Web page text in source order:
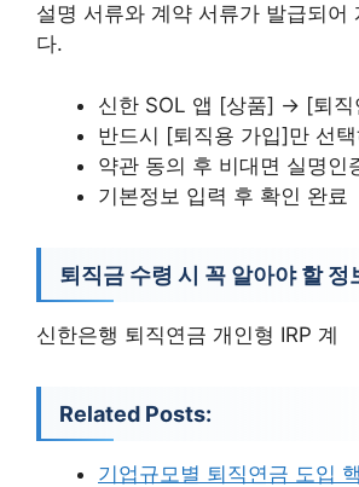
설명 서류와 계약 서류가 발급되어
다.
신한 SOL 앱 [상품] → [퇴직
반드시 [퇴직용 가입]만 선택
약관 동의 후 비대면 실명인
기본정보 입력 후 확인 완료
퇴직금 수령 시 꼭 알아야 할 정
신한은행 퇴직연금 개인형 IRP 계
Related Posts:
기업규모별 퇴직연금 도입